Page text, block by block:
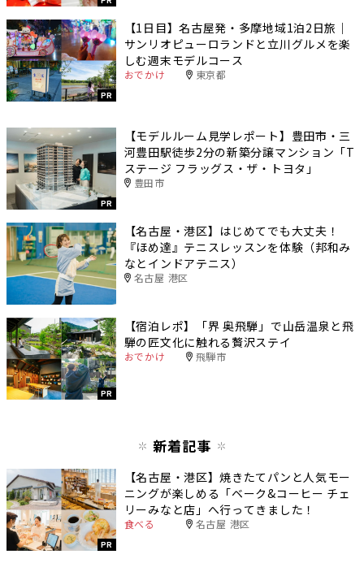
PR
【1日目】名古屋発・多摩地域1泊2日旅｜
サンリオピューロランドと立川グルメを楽
しむ週末モデルコース
おでかけ 東京都
PR
【モデルルーム見学レポート】豊田市・三
河豊田駅徒歩2分の新築分譲マンション「T
ステージ フラッグス・ザ・トヨタ」
豊田市
【名古屋・港区】はじめてでも大丈夫！
『ほめ達』テニスレッスンを体験（邦和み
なとインドアテニス）
名古屋 港区
PR
【宿泊レポ】「界 奥飛騨」で山岳温泉と飛
騨の匠文化に触れる贅沢ステイ
おでかけ 飛騨市
新着記事
PR
【名古屋・港区】焼きたてパンと人気モー
ニングが楽しめる「ベーク&コーヒー チェ
リーみなと店」へ行ってきました！
食べる 名古屋 港区